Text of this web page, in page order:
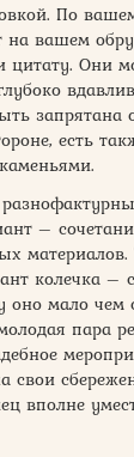
По
вашем
Они
запрятана
есть
–
материалов.
колечка –
оно мало чем
пара
свои
вполне